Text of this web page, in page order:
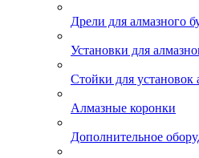
Дрели для алмазного
Установки для
Стойки для установок
Алмазные коронки
Дополнительное